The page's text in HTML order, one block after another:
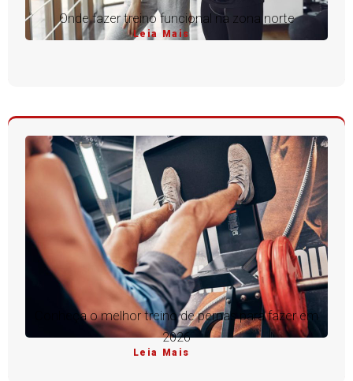
Onde fazer treino funcional na zona norte
Leia Mais
Conheça o melhor treino de pernas para fazer em
2026
Leia Mais